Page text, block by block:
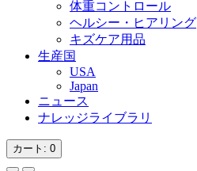
体重コントロール
ヘルシー・ヒアリング
キズケア用品
生産国
USA
Japan
ニュース
ナレッジライブラリ
カート : 0